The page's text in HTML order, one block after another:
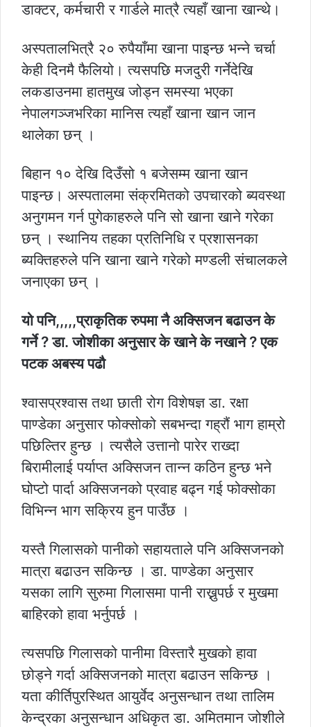
डाक्टर, कर्मचारी र गार्डले मात्रै त्यहाँ खाना खान्थे।
अस्पतालभित्रै २० रुपैयाँमा खाना पाइन्छ भन्ने चर्चा
केही दिनमै फैलियो। त्यसपछि मजदुरी गर्नेदेखि
लकडाउनमा हातमुख जोड्न समस्या भएका
नेपालगञ्जभरिका मानिस त्यहाँ खाना खान जान
थालेका छन् ।
बिहान १० देखि दिउँसो १ बजेसम्म खाना खान
पाइन्छ। अस्पतालमा संक्रमितको उपचारको ब्यवस्था
अनुगमन गर्न पुगेकाहरुले पनि सो खाना खाने गरेका
छन् । स्थानिय तहका प्रतिनिधि र प्रशासनका
ब्यक्तिहरुले पनि खाना खाने गरेको मण्डली संचालकले
जनाएका छन् ।
यो पनि,,,,,प्राकृतिक रुपमा नै अक्सिजन बढाउन के
गर्ने ? डा. जोशीका अनुसार के खाने के नखाने ? एक
पटक अबस्य पढौ
श्वासप्रश्वास तथा छाती रोग विशेषज्ञ डा. रक्षा
पाण्डेका अनुसार फोक्सोको सबभन्दा गह्रौं भाग हाम्रो
पछिल्तिर हुन्छ । त्यसैले उत्तानो पारेर राख्दा
बिरामीलाई पर्याप्त अक्सिजन तान्न कठिन हुन्छ भने
घोप्टो पार्दा अक्सिजनको प्रवाह बढ्न गई फोक्सोका
विभिन्न भाग सक्रिय हुन पाउँछ ।
यस्तै गिलासको पानीको सहायताले पनि अक्सिजनको
मात्रा बढाउन सकिन्छ । डा. पाण्डेका अनुसार
यसका लागि सुरुमा गिलासमा पानी राख्नुपर्छ र मुखमा
बाहिरको हावा भर्नुपर्छ ।
त्यसपछि गिलासको पानीमा विस्तारै मुखको हावा
छोड्ने गर्दा अक्सिजनको मात्रा बढाउन सकिन्छ ।
यता कीर्तिपुरस्थित आयुर्वेद अनुसन्धान तथा तालिम
केन्द्रका अनुसन्धान अधिकृत डा. अमितमान जोशीले